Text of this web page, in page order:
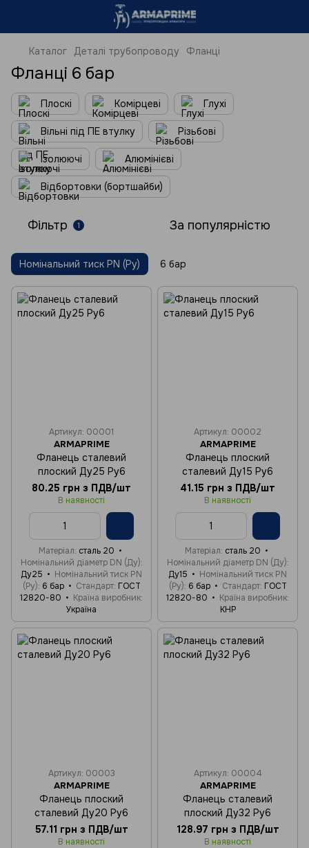
Каталог Деталі трубопроводу Фланці
Фланці 6 бар
Плоскі Комірцеві Глухі
Вільні під ПЕ втулку Різьбові
Ізолюючі Алюмінієві
Відбортовки (бортшайби)
Фільтр 1 За популярністю
Номінальний тиск PN (Ру) 6 бар
Артикул: 00001
ARMAPRIME
Фланець сталевий
плоский Ду25 Ру6
80.25 грн з ПДВ/шт
В наявності
Матеріал сталь 20
Номінальний діаметр DN (Ду)
Ду25
Номінальний тиск PN
(Ру) 6 бар Стандарт ГОСТ
12820-80
Країна виробник
Україна
Артикул: 00002
ARMAPRIME
Фланець плоский
сталевий Ду15 Ру6
41.15 грн з ПДВ/шт
В наявності
Матеріал сталь 20
Номінальний діаметр DN (Ду)
Ду15
Номінальний тиск PN
(Ру) 6 бар Стандарт ГОСТ
12820-80
Країна виробник
КНР
Артикул: 00003
ARMAPRIME
Фланець плоский
сталевий Ду20 Ру6
57.11 грн з ПДВ/шт
В наявності
Артикул: 00004
ARMAPRIME
Фланець сталевий
плоский Ду32 Ру6
128.97 грн з ПДВ/шт
В наявності